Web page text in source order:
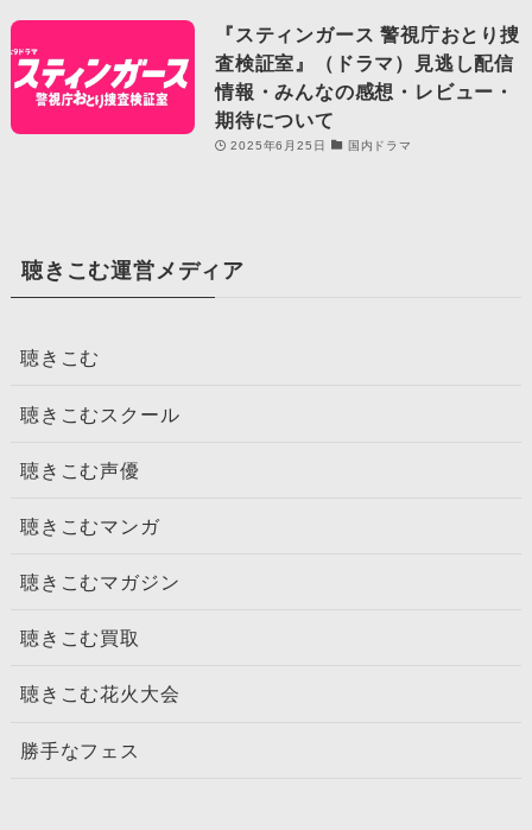
『スティンガース 警視庁おとり捜
査検証室』（ドラマ）見逃し配信
情報・みんなの感想・レビュー・
期待について
2025年6月25日 国内ドラマ
聴きこむ運営メディア
聴きこむ
聴きこむスクール
聴きこむ声優
聴きこむマンガ
聴きこむマガジン
聴きこむ買取
聴きこむ花火大会
勝手なフェス